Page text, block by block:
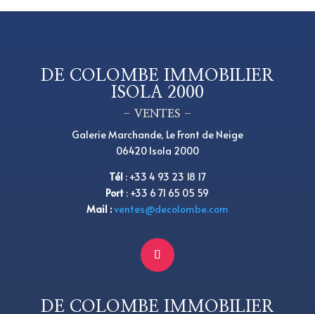
DE COLOMBE IMMOBILIER
ISOLA 2000
– VENTES –
Galerie Marchande, Le Front de Neige
06420 Isola 2000
Tél: +33 4 93 23 18 17
Port : +33 6 71 65 05 59
Mail :ventes@decolombe.com
DE COLOMBE IMMOBILIER